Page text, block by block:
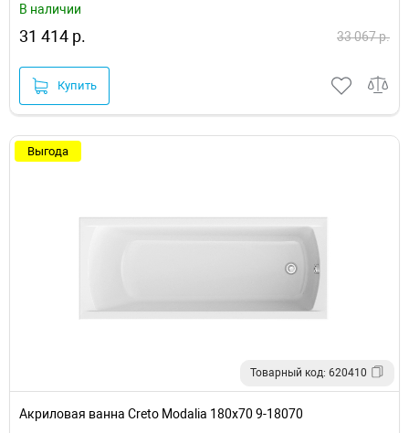
В наличии
31 414 р. 33 067 р.
Купить
Выгода
Товарный код: 620410
Акриловая ванна Creto Modalia 180х70 9-18070